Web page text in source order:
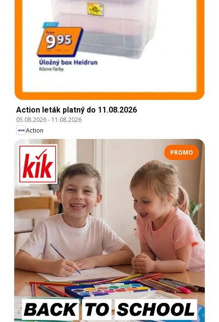
Action leták platný do 11.08.2026
05.08.2026- 11.08.2026
Action
PROMO